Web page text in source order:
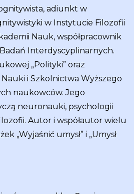
adiunkt w
w Instytucie Filozofii
Nauk, współpracownik
Interdyscyplinarnych.
„Polityki” oraz
i Szkolnictwa Wyższego
naukowców. Jego
neuronauki, psychologii
Autor i współautor wielu
„Wyjaśnić umysł” i „Umysł